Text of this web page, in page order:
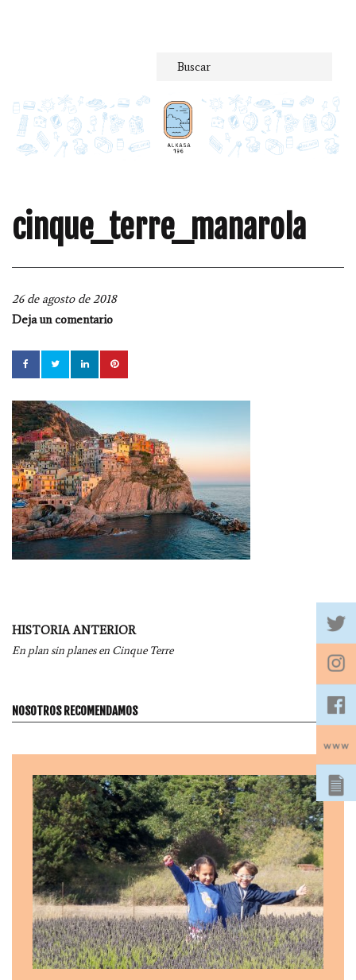
cinque_terre_manarola
26 de agosto de 2018
Deja un comentario
Navegación
por
HISTORIA ANTERIOR
En plan sin planes en Cinque Terre
NOSOTROS RECOMENDAMOS